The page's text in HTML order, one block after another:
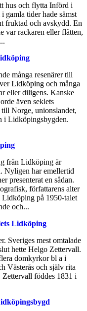
hus och flytta Införd i
gamla tider hade sämst
fruktad och avskydd. En
var rackaren eller flåtten,
många resenärer till
Lidköping och många
eller diligens. Kanske
även seklets
Norge, unionslandet,
i Lidköpingsbygden.
från Lidköping är
Nyligen har emellertid
presenterat en sådan.
författarens alter
på 1950-talet
och...
Lidköping
Sveriges mest omtalade
hette Helgo Zettervall.
domkyrkor bl a i
Västerås och själv rita
föddes 1831 i